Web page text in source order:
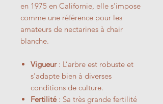
en 1975 en Californie, elle s’impose
comme une référence pour les
amateurs de nectarines à chair
blanche.
Vigueur: L’arbre est robuste et
s’adapte bien à diverses
conditions de culture.
Fertilité : Sa très grande fertilité